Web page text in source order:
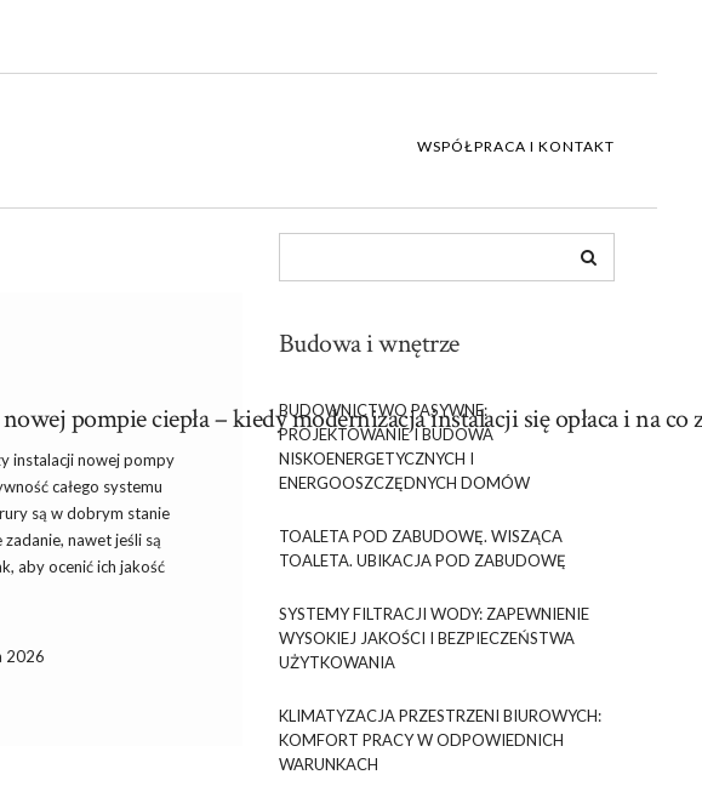
WSPÓŁPRACA I KONTAKT
pompie ciepła – kiedy modernizacja instalacji się opłaca i na co
instalacji nowej pompy
całego systemu
są w dobrym stanie
nawet jeśli są
aby ocenić ich jakość
2026
Budowa i wnętrze
BUDOWNICTWO PASYWNE:
PROJEKTOWANIE I BUDOWA
NISKOENERGETYCZNYCH I
ENERGOOSZCZĘDNYCH DOMÓW
TOALETA POD ZABUDOWĘ. WISZĄCA
TOALETA. UBIKACJA POD ZABUDOWĘ
SYSTEMY FILTRACJI WODY: ZAPEWNIENIE
WYSOKIEJ JAKOŚCI I BEZPIECZEŃSTWA
UŻYTKOWANIA
KLIMATYZACJA PRZESTRZENI BIUROWYCH:
KOMFORT PRACY W ODPOWIEDNICH
WARUNKACH